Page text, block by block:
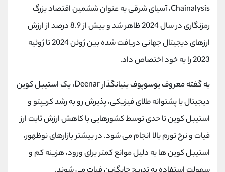
Chainalysis، آسیای شرقی به عنوان ششمین اقتصاد بزرگ
رمزنگاری در سال 2024 ظاهر شد و بیش از 8.9 درصد از ارزش
ارزهای دیجیتال جهانی دریافت شده بین ژوئن 2024 تا ژوئیه
2023 را به خود اختصاص داد.
به گفته معروف یوسوپوف بنیانگذار Deenar، یک استیبل کوین
دیجیتال با پشتوانه طلای فیزیکی، پذیرش رو به رشد کریپتو و
استیبل کوین تا حدی توسط کشورهایی با کاهش ارزش ثابت ارز
فیات و نرخ تورم بالا انجام می شود. در بیشتر بازارهای نوظهور،
استیبل کوین ها به دلیل موانع کمتر برای ورود، هزینه کم و